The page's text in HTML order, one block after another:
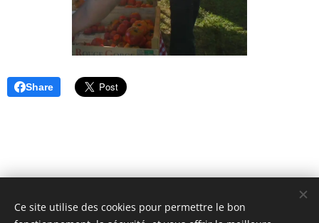
Share
Ce site utilise des cookies pour permettre le bon